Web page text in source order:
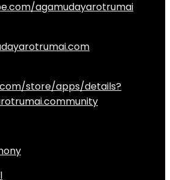
agamudayarotrumai
store/apps/details?